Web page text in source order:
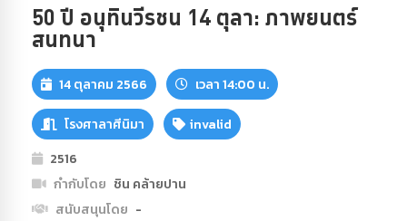
50 ปี อนุทินวีรชน 14 ตุลา: ภาพยนตร์
สนทนา
14 ตุลาคม 2566 เวลา 14:00 น.
โรงศาลาศีนิมา
invalid
2516
กำกับโดย ชิน คล้ายปาน
สนับสนุนโดย -